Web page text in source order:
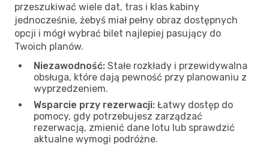
przeszukiwać wiele dat, tras i klas kabiny
jednocześnie, żebyś miał pełny obraz dostępnych
opcji i mógł wybrać bilet najlepiej pasujący do
Twoich planów.
Niezawodność: Stałe rozkłady i przewidywalna
obsługa, które dają pewność przy planowaniu z
wyprzedzeniem.
Wsparcie przy rezerwacji: Łatwy dostęp do
pomocy, gdy potrzebujesz zarządzać
rezerwacją, zmienić dane lotu lub sprawdzić
aktualne wymogi podróżne.